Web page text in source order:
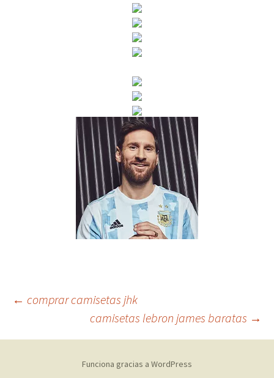
Navegación
de
← comprar camisetas jhk
camisetas lebron james baratas →
Funciona gracias a WordPress